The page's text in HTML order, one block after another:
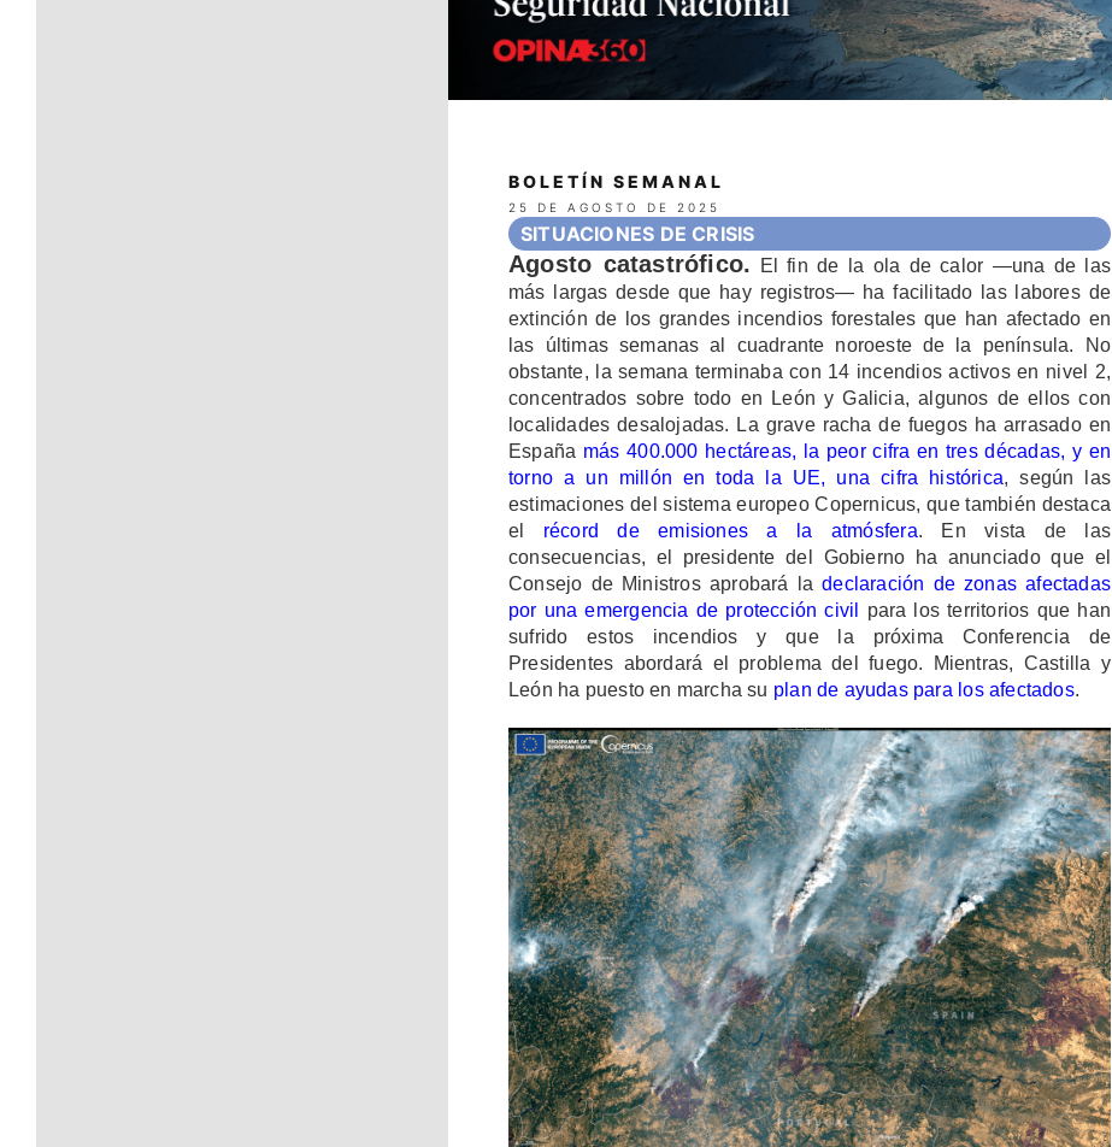
BOLETÍN SEMANAL
25 DE AGOSTO DE 2025
SITUACIONES DE CRISIS
Agosto catastrófico.
El fin de la ola de calor —una de las
más largas desde que hay registros— ha facilitado las labores de
extinción de los grandes incendios forestales que han afectado en
las últimas semanas al cuadrante noroeste de la península. No
obstante, la semana terminaba con 14 incendios activos en nivel 2,
concentrados sobre todo en León y Galicia, algunos de ellos con
localidades desalojadas. La grave racha de fuegos ha arrasado en
España más 400.000 hectáreas, la peor cifra en tres décadas, y en
torno a un millón en toda la UE, una cifra histórica, según las
estimaciones del sistema europeo Copernicus, que también destaca
el récord de emisiones a la atmósfera. En vista de las
consecuencias, el presidente del Gobierno ha anunciado que el
Consejo de Ministros aprobará ladeclaración de zonas afectadas
por una emergencia de protección civil para los territorios que han
sufrido estos incendios y que la próxima Conferencia de
Presidentes abordará el problema del fuego. Mientras, Castilla y
León ha puesto en marcha su plan de ayudas para los afectados.